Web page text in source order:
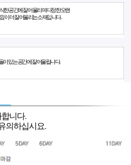
한 공간에 잘 어울리며 다정한 오랜
이 더 잘 어울리는 소재입니다.
있는 공간에 잘 어울립니다.
니다.
의하십시요.